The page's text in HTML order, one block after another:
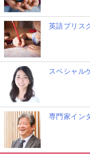
英語プリス
スペシャル
専門家イン